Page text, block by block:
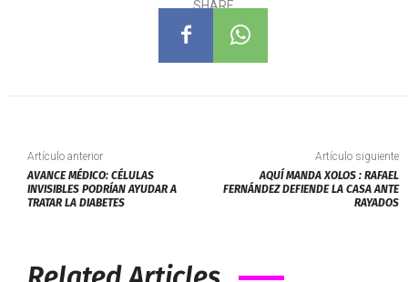
SHARE
Artículo anterior
AVANCE MÉDICO: CÉLULAS
INVISIBLES PODRÍAN AYUDAR A
TRATAR LA DIABETES
Artículo siguiente
AQUÍ MANDA XOLOS : RAFAEL
FERNÁNDEZ DEFIENDE LA CASA ANTE
RAYADOS